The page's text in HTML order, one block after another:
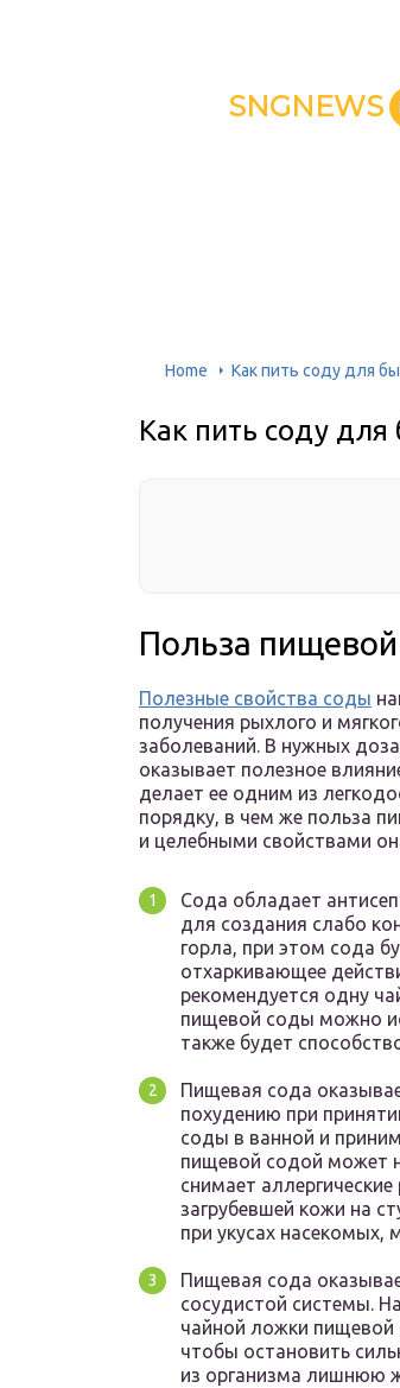
SNGNEWS
Home Как пить соду для
Как пить соду для
Польза
Полезные свойства соды
получения рыхлого и
заболеваний. В нужных
оказывает полезное
делает ее одним из
порядку, в чем же польза
и целебными свойствами
Сода обладает
для создания слабо
горла, при этом сода
отхаркивающее
рекомендуется одну
пищевой соды можно
также будет
Пищевая сода
похудению при
соды в ванной и
пищевой содой может
снимает
загрубевшей кожи на
при укусах насекомых,
Пищевая сода
сосудистой системы.
чайной ложки пищевой
чтобы остановить
из организма лишнюю